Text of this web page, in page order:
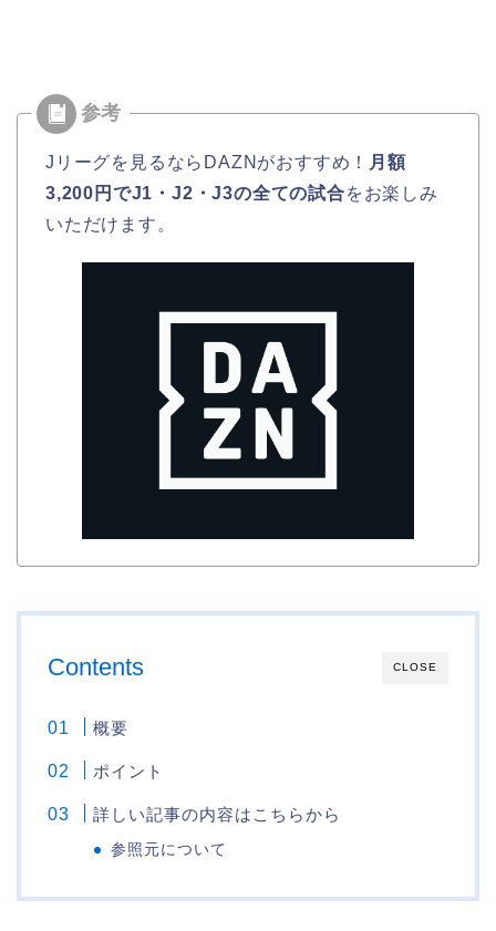
Jリーグを見るならDAZNがおすすめ！
月額
3,200円でJ1・J2・J3の全ての試合をお楽しみ
いただけます。
CLOSE
Contents
概要
ポイント
詳しい記事の内容はこちらから
参照元について